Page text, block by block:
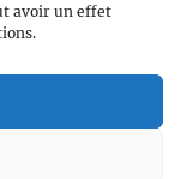
avoir un effet